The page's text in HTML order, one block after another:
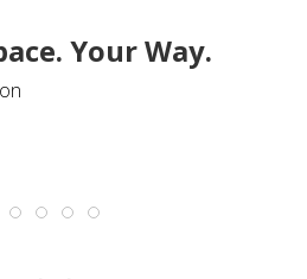
Your Way.